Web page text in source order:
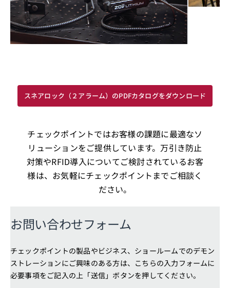
チェックポイントではお客様の課題に最適なソ
対策やRFID導入についてご検討されているお客
様は、お気軽にチェックポイントまでご相談く
ださい。
お問い合わせフォーム
チェックポイントの製品やビジネス、ショールームでのデモン
ストレーションにご興味のある方は、こちらの入力フォームに
当社の担当者よりご希望の方法（電話・Eメールなど）でご連絡
いたします。